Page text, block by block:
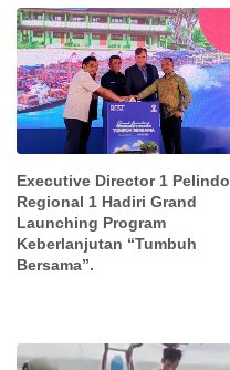
Executive Director 1 Pelindo
Regional 1 Hadiri Grand
Launching Program
Keberlanjutan “Tumbuh
Bersama”.